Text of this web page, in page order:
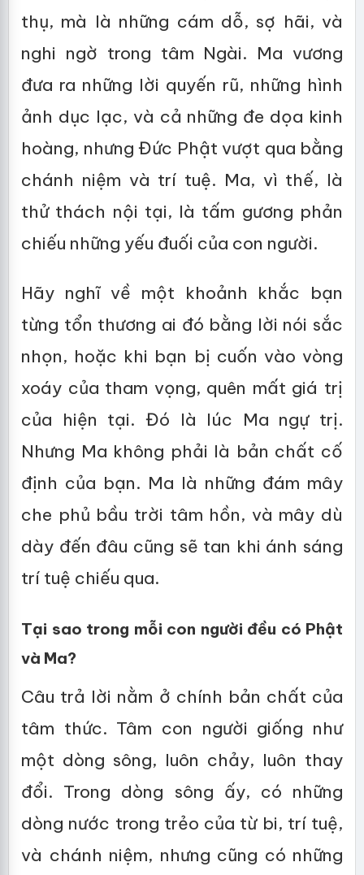
thụ, mà là những cám dỗ, sợ hãi, và
nghi ngờ trong tâm Ngài. Ma vương
đưa ra những lời quyến rũ, những hình
ảnh dục lạc, và cả những đe dọa kinh
hoàng, nhưng Đức Phật vượt qua bằng
chánh niệm và trí tuệ. Ma, vì thế, là
thử thách nội tại, là tấm gương phản
chiếu những yếu đuối của con người.
Hãy nghĩ về một khoảnh khắc bạn
từng tổn thương ai đó bằng lời nói sắc
nhọn, hoặc khi bạn bị cuốn vào vòng
xoáy của tham vọng, quên mất giá trị
của hiện tại. Đó là lúc Ma ngự trị.
Nhưng Ma không phải là bản chất cố
định của bạn. Ma là những đám mây
che phủ bầu trời tâm hồn, và mây dù
dày đến đâu cũng sẽ tan khi ánh sáng
trí tuệ chiếu qua.
Tại sao trong mỗi con người đều có Phật
và Ma?
Câu trả lời nằm ở chính bản chất của
tâm thức. Tâm con người giống như
một dòng sông, luôn chảy, luôn thay
đổi. Trong dòng sông ấy, có những
dòng nước trong trẻo của từ bi, trí tuệ,
và chánh niệm, nhưng cũng có những